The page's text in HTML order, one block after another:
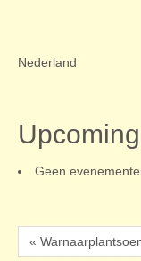
Nederland
Geen
«